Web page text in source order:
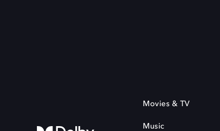
Movies & TV
Music